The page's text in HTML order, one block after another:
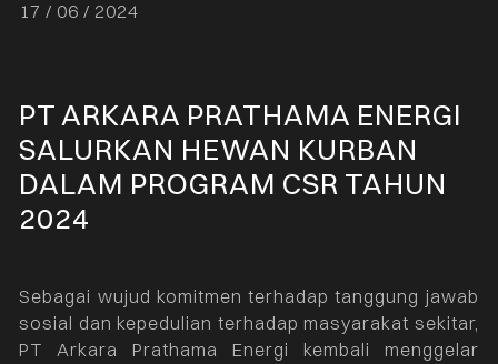
17 / 06 / 2024
PT ARKARA PRATHAMA ENERGI
SALURKAN HEWAN KURBAN
DALAM PROGRAM CSR TAHUN
2024
Sebagai wujud komitmen terhadap tanggung jawab
sosial dan kepedulian terhadap masyarakat sekitar,
PT Arkara Prathama Energi kembali menggelar